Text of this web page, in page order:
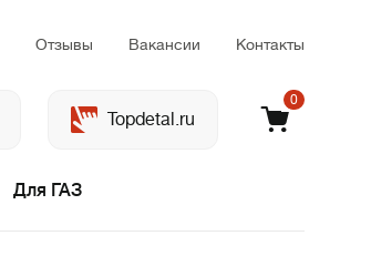
Отзывы Вакансии Контакты
Topdetal.ru
0
Для ГАЗ